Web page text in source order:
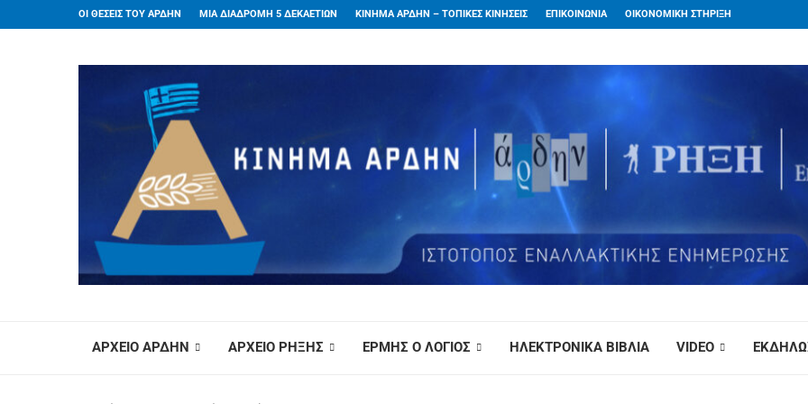
ΟΙ ΘΕΣΕΙΣ ΤΟΥ ΑΡΔΗΝ ΜΙΑ ΔΙΑΔΡΟΜΗ 5 ΔΕΚΑΕΤΙΩΝ ΚΙΝΗΜΑ ΑΡΔΗΝ – ΤΟΠΙΚΕΣ ΚΙΝΗΣΕΙΣ ΕΠΙΚΟΙΝΩΝΙΑ ΟΙΚΟΝΟΜΙΚΗ ΣΤΗΡΙΞΗ
ΑΡΧΕΙΟ ΑΡΔΗΝ ΑΡΧΕΙΟ ΡΗΞΗΣ ΕΡΜΗΣ Ο ΛΟΓΙΟΣ ΗΛΕΚΤΡΟΝΙΚΑ ΒΙΒΛΙΑ VIDEO